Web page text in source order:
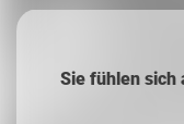
Sie fühlen sich